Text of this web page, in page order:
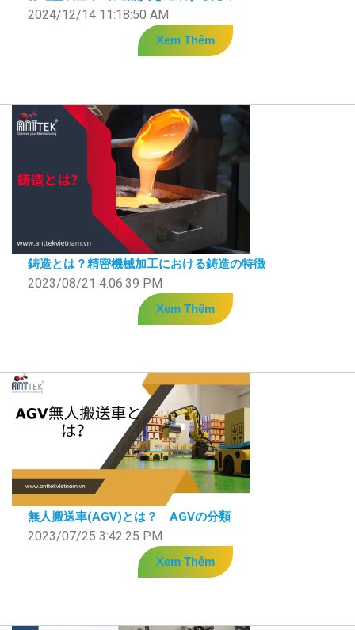
2024/12/14 11:18:50 AM
Xem Thêm
鋳造とは？精密機械加工における鋳造の特徴
2023/08/21 4:06:39 PM
Xem Thêm
無人搬送車(AGV)とは？ AGVの分類
2023/07/25 3:42:25 PM
Xem Thêm